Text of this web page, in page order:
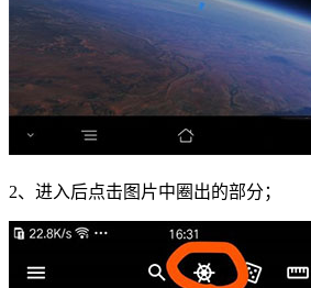
2、进入后点击图片中圈出的部分；